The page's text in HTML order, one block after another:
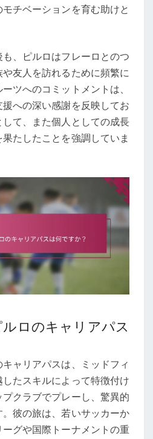
チベーションを育む助けと
、ピルロはフレーロとのつ
友人を訪れるために頻繁に
ツへのコミットメントは、
への深い感謝を反映してお
て、また個人としての成長
たしたことを強調していま
ロのキャリアパス
ャリアパスは、ミッドフィ
たスキルによって特徴付け
クラブでプレーし、驚異的
彼の旅は、若いサッカーか
グや国際トーナメントの重